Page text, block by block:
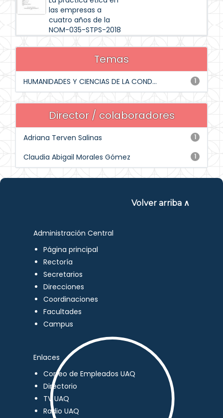
las empresas a
cuatro años de la
NOM-035-STPS-2018
Temas
1
HUMANIDADES Y CIENCIAS DE LA COND...
Director / colaboradores
1
Adriana Terven Salinas
1
Claudia Abigail Morales Gómez
Volver arriba ∧
Administración Central
Página principal
Rectoría
Secretarios
Direcciones
Coordinaciones
Facultades
Campus
Enlaces
Correo de Empleados UAQ
Directorio
TV UAQ
Radio UAQ